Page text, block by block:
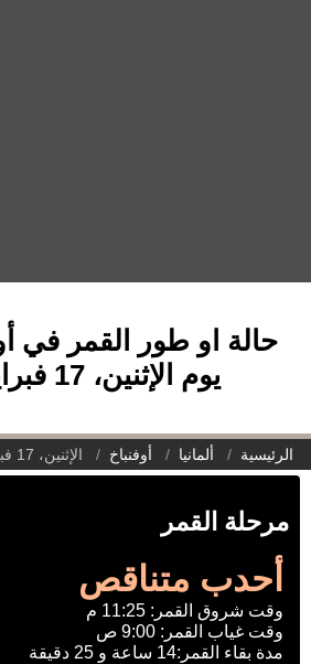
حالة او طور القمر في
يوم الإثنين، 17 فبراير 2025
الرئيسية ألمانيا أوفنباخ الإثنين، 17 فبراير 2025
مرحلة القمر
أحدب متناقص
وقت شروق القمر: 11:25 م
وقت غياب القمر: 9:00 ص
مدة بقاء القمر:14 ساعة و 25 دقيقة